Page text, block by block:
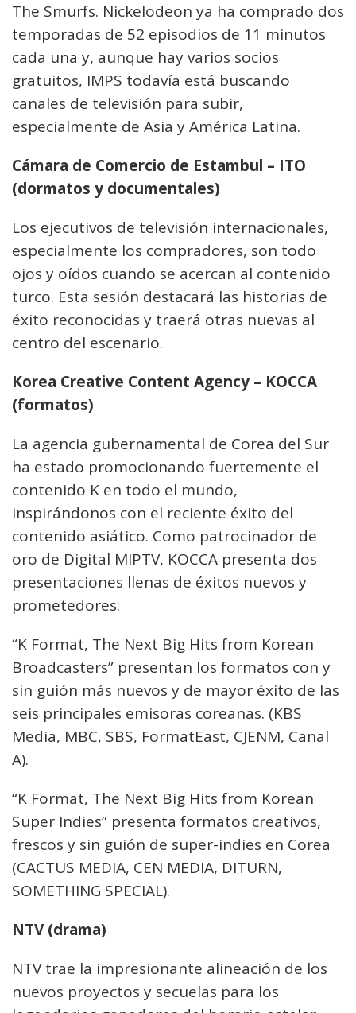
The Smurfs. Nickelodeon ya ha comprado dos
temporadas de 52 episodios de 11 minutos
cada una y, aunque hay varios socios
gratuitos, IMPS todavía está buscando
canales de televisión para subir,
especialmente de Asia y América Latina.
Cámara de Comercio de Estambul – ITO
(dormatos y documentales)
Los ejecutivos de televisión internacionales,
especialmente los compradores, son todo
ojos y oídos cuando se acercan al contenido
turco. Esta sesión destacará las historias de
éxito reconocidas y traerá otras nuevas al
centro del escenario.
Korea Creative Content Agency – KOCCA
(formatos)
La agencia gubernamental de Corea del Sur
ha estado promocionando fuertemente el
contenido K en todo el mundo,
inspirándonos con el reciente éxito del
contenido asiático. Como patrocinador de
oro de Digital MIPTV, KOCCA presenta dos
presentaciones llenas de éxitos nuevos y
prometedores:
“K Format, The Next Big Hits from Korean
Broadcasters” presentan los formatos con y
sin guión más nuevos y de mayor éxito de las
seis principales emisoras coreanas. (KBS
Media, MBC, SBS, FormatEast, CJENM, Canal
A).
“K Format, The Next Big Hits from Korean
Super Indies” presenta formatos creativos,
frescos y sin guión de super-indies en Corea
(CACTUS MEDIA, CEN MEDIA, DITURN,
SOMETHING SPECIAL).
NTV (drama)
NTV trae la impresionante alineación de los
nuevos proyectos y secuelas para los